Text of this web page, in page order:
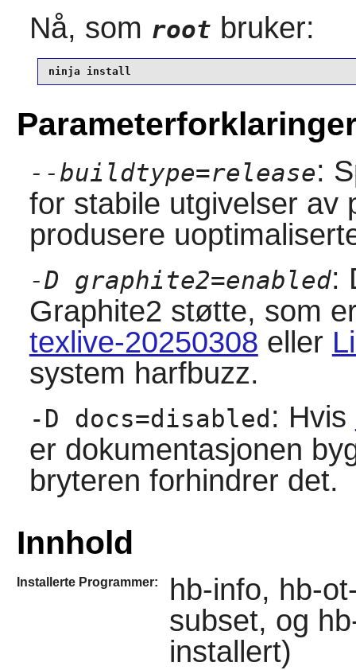
Nå, som root bruker:
ninja install
--buildtype=release:
for stabile utgivelser av
produsere
-D graphite2=enabled:
Graphite2 støtte, som
texlive-20250308 eller
system harfbuzz.
-D docs=disabled : Hvis
er dokumentasjonen
bryteren forhindrer det.
Innhold
Installerte Programmer:
hb-info, hb-
subset, og
installert)